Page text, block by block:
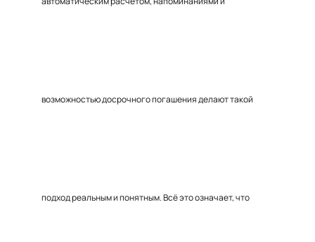
возможностью досрочного погашения делают такой
подход реальным и понятным. Всё это означает, что